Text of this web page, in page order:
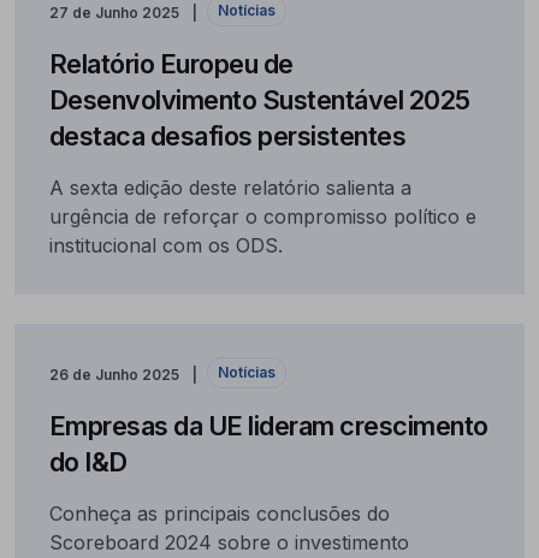
27 de Junho 2025 Notícias
Relatório Europeu de
Desenvolvimento Sustentável 2025
destaca desafios persistentes
A sexta edição deste relatório salienta a
urgência de reforçar o compromisso político e
institucional com os ODS.
26 de Junho 2025 Notícias
Empresas da UE lideram crescimento
do I&D
Conheça as principais conclusões do
Scoreboard 2024 sobre o investimento